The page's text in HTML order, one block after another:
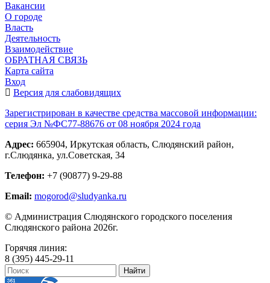
Вакансии
О городе
Власть
Деятельность
Взаимодействие
ОБРАТНАЯ СВЯЗЬ
Карта сайта
Вход
Версия для слабовидящих
Зарегистрирован в качестве средства массовой информации:
серия Эл №ФС77-88676 от 08 ноября 2024 года
Адрес: 665904, Иркутская область, Слюдянский район,
г.Слюдянка, ул.Советская, 34
Телефон: +7 (90877) 9-29-88
Email: mogorod@sludyanka.ru
© Администрация Слюдянского городского поселения
Слюдянского района 2026г.
Горячяя линия:
8 (395) 445-29-11